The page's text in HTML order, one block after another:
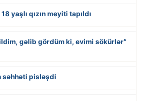
yaşlı qızın meyiti tapıldı
gəlib gördüm ki, evimi sökürlər”
səhhəti pisləşdi